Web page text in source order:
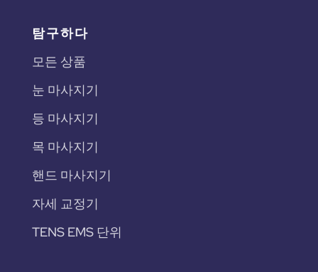
탐구하다
모든 상품
눈 마사지기
등 마사지기
목 마사지기
핸드 마사지기
자세 교정기
TENS EMS 단위